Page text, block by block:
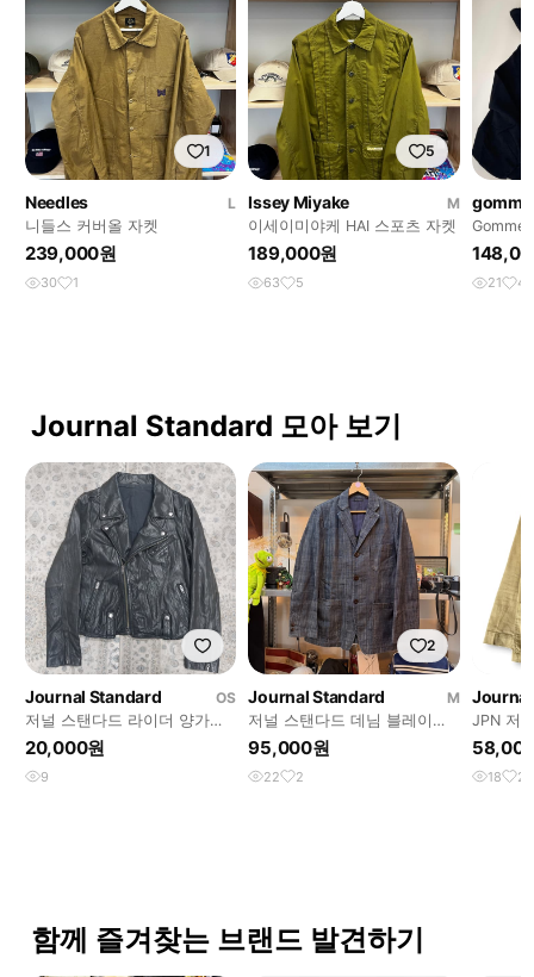
1
Needles
L
니들스 커버올 자켓
239,000원
30 1
5
Issey Miyake
M
이세이미야케 HAI 스포츠 자켓
189,000원
63 5
gomme
Gomme
21 4
Journal Standard 모아 보기
Journal Standard
OS
저널 스탠다드 라이더 양가죽
자켓 36사이즈 (55반까지)
20,000원
9
2
Journal Standard
M
저널 스탠다드 데님 블레이저
자켓 쓰리버튼 워크웨어 일본
생산
95,000원
22 2
JPN 저
켓 워크
18 2
함께 즐겨찾는 브랜드 발견하기